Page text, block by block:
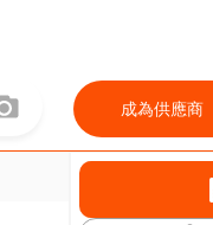
成為供應商